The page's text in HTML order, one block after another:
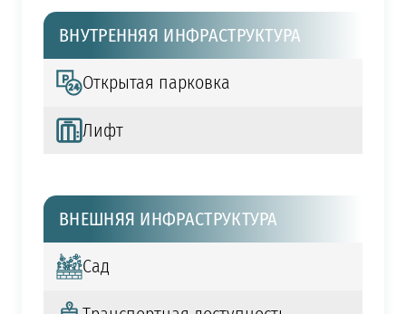
ВНУТРЕННЯЯ ИНФРАСТРУКТУРА
Открытая парковка
Лифт
ВНЕШНЯЯ ИНФРАСТРУКТУРА
Сад